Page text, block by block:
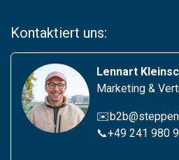
Kontaktiert uns:
Lennart
Marketing &
📞+49 241 980